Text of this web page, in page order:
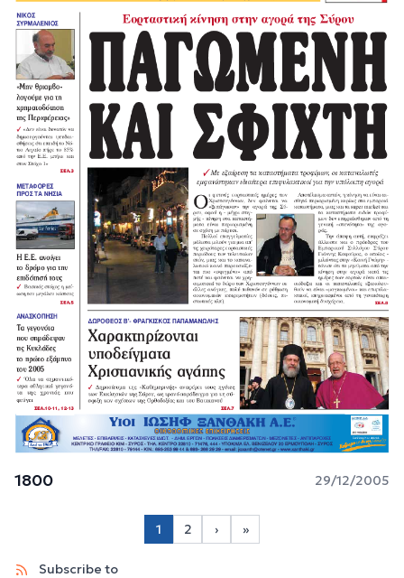
1800 29/12/2005
Σελιδοποίηση
1 Page 2
2
Next page
›
Last page
»
Subscribe to